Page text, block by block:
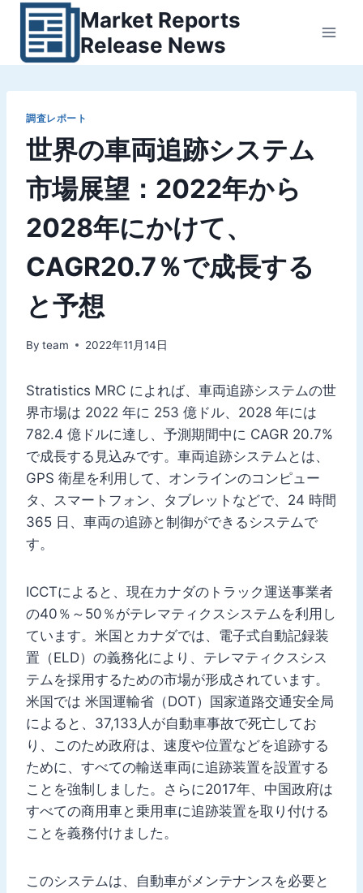
Market Reports
Release News
調査レポート
世界の車両追跡システム
市場展望：2022年から
2028年にかけて、
CAGR20.7％で成長する
と予想
By team 2022年11月14日
Stratistics MRC によれば、車両追跡システムの世
界市場は 2022 年に 253 億ドル、2028 年には
782.4 億ドルに達し、予測期間中に CAGR 20.7%
で成長する見込みです。車両追跡システムとは、
GPS 衛星を利用して、オンラインのコンピュー
タ、スマートフォン、タブレットなどで、24 時間
365 日、車両の追跡と制御ができるシステムで
す。
ICCTによると、現在カナダのトラック運送事業者
の40％～50％がテレマティクスシステムを利用し
ています。米国とカナダでは、電子式自動記録装
置（ELD）の義務化により、テレマティクスシス
テムを採用するための市場が形成されています。
米国では 米国運輸省（DOT）国家道路交通安全局
によると、37,133人が自動車事故で死亡してお
り、このため政府は、速度や位置などを追跡する
ために、すべての輸送車両に追跡装置を設置する
ことを強制しました。さらに2017年、中国政府は
すべての商用車と乗用車に追跡装置を取り付ける
ことを義務付けました。
このシステムは、自動車がメンテナンスを必要と